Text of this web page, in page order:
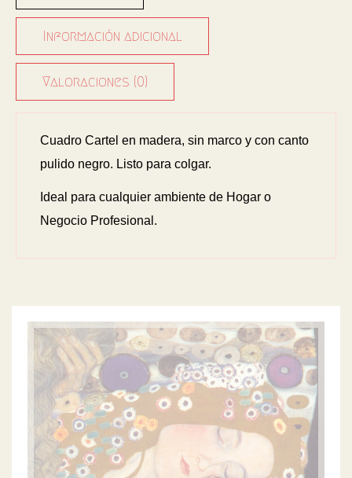
Información adicional
Valoraciones (0)
Cuadro Cartel en madera, sin marco y con canto
pulido negro. Listo para colgar.
Ideal para cualquier ambiente de Hogar o
Negocio Profesional.